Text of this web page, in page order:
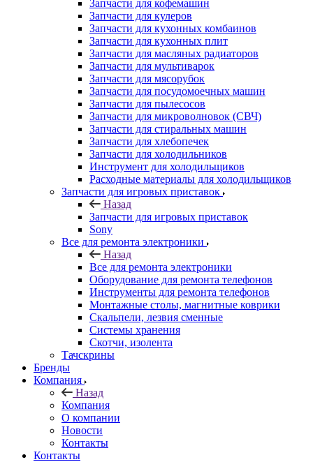
Запчасти для кофемашин
Запчасти для кулеров
Запчасти для кухонных комбаинов
Запчасти для кухонных плит
Запчасти для масляных радиаторов
Запчасти для мультиварок
Запчасти для мясорубок
Запчасти для посудомоечных машин
Запчасти для пылесосов
Запчасти для микроволновок (СВЧ)
Запчасти для стиральных машин
Запчасти для хлебопечек
Запчасти для холодильников
Инструмент для холодильщиков
Расходные материалы для холодильщиков
Запчасти для игровых приставок
Назад
Запчасти для игровых приставок
Sony
Все для ремонта электроники
Назад
Все для ремонта электроники
Оборудование для ремонта телефонов
Инструменты для ремонта телефонов
Монтажные столы, магнитные коврики
Скальпели, лезвия сменные
Системы хранения
Скотчи, изолента
Тачскрины
Бренды
Компания
Назад
Компания
О компании
Новости
Контакты
Контакты